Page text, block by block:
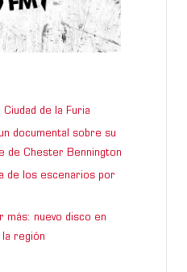
Ciudad de la Furia
documental sobre su
de Chester Bennington
de los escenarios por
más: nuevo disco en
la región